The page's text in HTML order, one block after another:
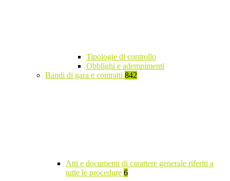
Tipologie di controllo
Obblighi e adempimenti
Bandi di gara e contratti 842
Atti e documenti di carattere generale riferiti a
tutte le procedure 6